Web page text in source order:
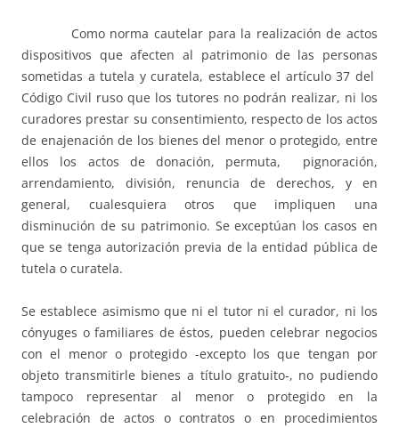
Como norma cautelar para la realización de actos
dispositivos que afecten al patrimonio de las personas
sometidas a tutela y curatela, establece el artículo 37 del
Código Civil ruso que los tutores no podrán realizar, ni los
curadores prestar su consentimiento, respecto de los actos
de enajenación de los bienes del menor o protegido, entre
ellos los actos de donación, permuta, pignoración,
arrendamiento, división, renuncia de derechos, y en
general, cualesquiera otros que impliquen una
disminución de su patrimonio. Se exceptúan los casos en
que se tenga autorización previa de la entidad pública de
tutela o curatela.
Se establece asimismo que ni el tutor ni el curador, ni los
cónyuges o familiares de éstos, pueden celebrar negocios
con el menor o protegido -excepto los que tengan por
objeto transmitirle bienes a título gratuito-, no pudiendo
tampoco representar al menor o protegido en la
celebración de actos o contratos o en procedimientos